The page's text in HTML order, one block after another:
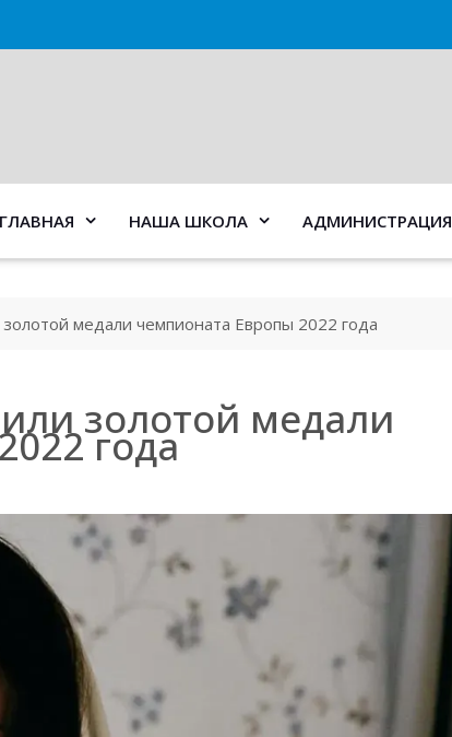
ГЛАВНАЯ НАША ШКОЛА АДМИНИСТРАЦИЯ
медали чемпионата Европы 2022 года
золотой медали
года